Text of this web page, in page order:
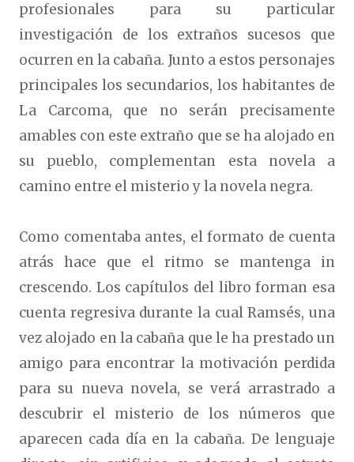
profesionales para su particular
investigación de los extraños sucesos que
ocurren en la cabaña. Junto a estos personajes
principales los secundarios, los habitantes de
La Carcoma, que no serán precisamente
amables con este extraño que se ha alojado en
su pueblo, complementan esta novela a
camino entre el misterio y la novela negra.
Como comentaba antes, el formato de cuenta
atrás hace que el ritmo se mantenga in
crescendo. Los capítulos del libro forman esa
cuenta regresiva durante la cual Ramsés, una
vez alojado en la cabaña que le ha prestado un
amigo para encontrar la motivación perdida
para su nueva novela, se verá arrastrado a
descubrir el misterio de los números que
aparecen cada día en la cabaña. De lenguaje